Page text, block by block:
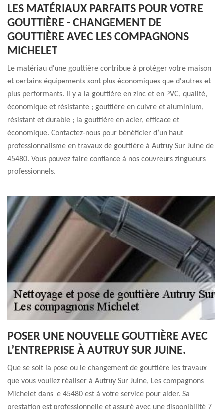
LES MATÉRIAUX PARFAITS POUR VOTRE
GOUTTIÈRE - CHANGEMENT DE
GOUTTIÈRE AVEC LES COMPAGNONS
MICHELET
Le matériau d'une gouttière contribue à protéger votre maison
et certains équipements sont plus économiques que d'autres et
plus performants. Il y a la gouttière en zinc et en PVC, qualité,
économique et résistante ; gouttière en cuivre et aluminium,
résistant et durable ; la gouttière en acier, efficace et
économique. Contactez-nous pour bénéficier d’un haut
professionnalisme en travaux de gouttière à Autruy Sur Juine de
45480. Vous pouvez faire confiance à nos couvreurs zingueurs
professionnels.
POSER UNE NOUVELLE GOUTTIÈRE AVEC
L’ENTREPRISE À AUTRUY SUR JUINE.
Que se soit la pose ou le changement de gouttière les travaux
que vous vouliez réaliser à Autruy Sur Juine, Les compagnons
Michelet dans le 45480 est à votre service pour aider. Sa
prestation est professionnelle et assuré avec une disponibilité 7